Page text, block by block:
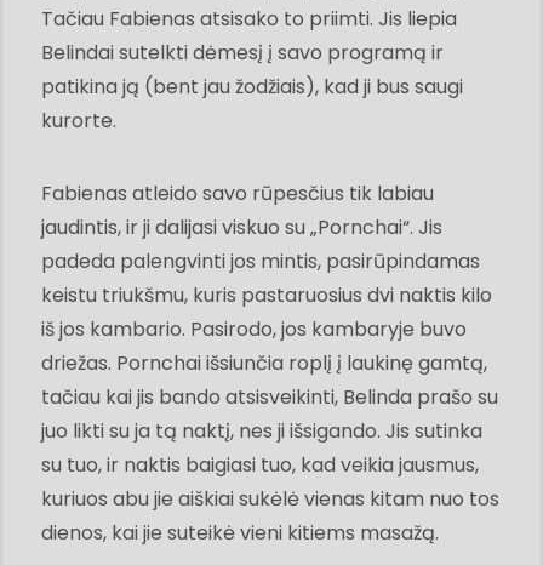
Tačiau Fabienas atsisako to priimti. Jis liepia
Belindai sutelkti dėmesį į savo programą ir
patikina ją (bent jau žodžiais), kad ji bus saugi
kurorte.
Fabienas atleido savo rūpesčius tik labiau
jaudintis, ir ji dalijasi viskuo su „Pornchai“. Jis
padeda palengvinti jos mintis, pasirūpindamas
keistu triukšmu, kuris pastaruosius dvi naktis kilo
iš jos kambario. Pasirodo, jos kambaryje buvo
driežas. Pornchai išsiunčia roplį į laukinę gamtą,
tačiau kai jis bando atsisveikinti, Belinda prašo su
juo likti su ja tą naktį, nes ji išsigando. Jis sutinka
su tuo, ir naktis baigiasi tuo, kad veikia jausmus,
kuriuos abu jie aiškiai sukėlė vienas kitam nuo tos
dienos, kai jie suteikė vieni kitiems masažą.